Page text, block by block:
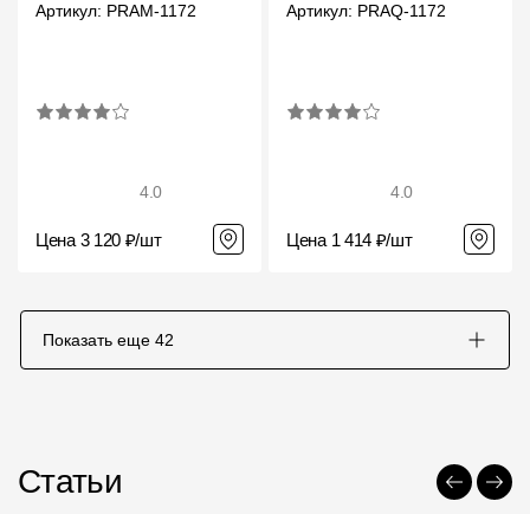
Артикул: PRAM-1172
4.0
Цена 3 120 ₽/шт
Артикул: PRAQ-1172
4.0
Цена 1 414 ₽/шт
Показать еще 42
Статьи